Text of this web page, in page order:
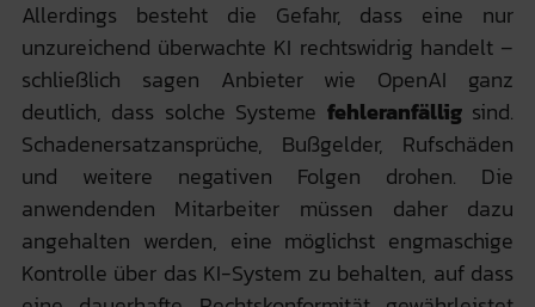
Allerdings besteht die Gefahr, dass eine nur
unzureichend überwachte KI rechtswidrig handelt –
schließlich sagen Anbieter wie OpenAI ganz
deutlich, dass solche Systeme fehleranfälligsind.
Schadenersatzansprüche, Bußgelder, Rufschäden
und weitere negativen Folgen drohen. Die
anwendenden Mitarbeiter müssen daher dazu
angehalten werden, eine möglichst engmaschige
Kontrolle über das KI-System zu behalten, auf dass